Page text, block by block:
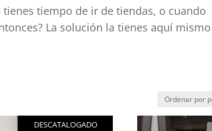
tiempo de ir de tiendas, o cuando
La solución la tienes aquí mismo
DESCATALOGADO